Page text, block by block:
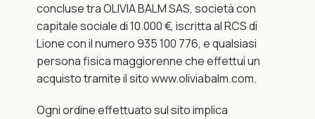
concluse tra OLIVIA BALM SAS, società con
capitale sociale di 10.000 €, iscritta al RCS di
Lione con il numero 935 100 776, e qualsiasi
persona fisica maggiorenne che effettui un
acquisto tramite il sito www.oliviabalm.com.
Ogni ordine effettuato sul sito implica